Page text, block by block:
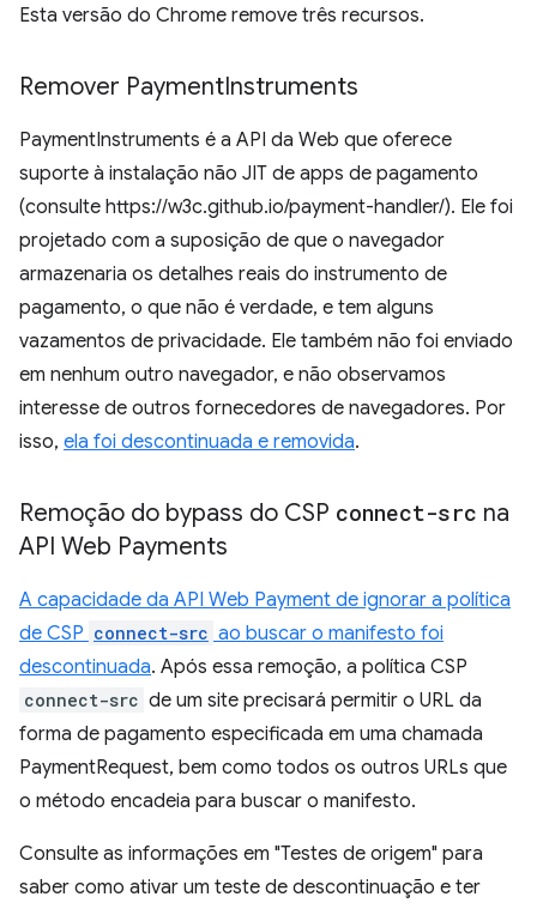
Esta versão do Chrome remove três recursos.
Remover PaymentInstruments
PaymentInstruments é a API da Web que oferece
suporte à instalação não JIT de apps de pagamento
(consulte https://w3c.github.io/payment-handler/). Ele foi
projetado com a suposição de que o navegador
armazenaria os detalhes reais do instrumento de
pagamento, o que não é verdade, e tem alguns
vazamentos de privacidade. Ele também não foi enviado
em nenhum outro navegador, e não observamos
interesse de outros fornecedores de navegadores. Por
isso, ela foi descontinuada e removida.
Remoção do bypass do CSP connect-src na
API Web Payments
A capacidade da API Web Payment de ignorar a política
de CSP connect-src ao buscar o manifesto foi
descontinuada. Após essa remoção, a política CSP
connect-src de um site precisará permitir o URL da
forma de pagamento especificada em uma chamada
PaymentRequest, bem como todos os outros URLs que
o método encadeia para buscar o manifesto.
Consulte as informações em "Testes de origem" para
saber como ativar um teste de descontinuação e ter